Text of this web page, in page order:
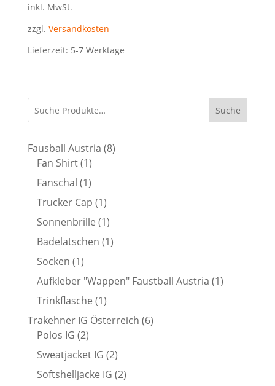
inkl. MwSt.
zzgl. Versandkosten
Lieferzeit: 5-7 Werktage
Suche
Fausball Austria 88
Fan Shirt 11
Produkt
Fanschal 11
Produkt
Trucker Cap 11
Produkt
Sonnenbrille 11
Produkt
Badelatschen 11
Socken 11
Produkt
Aufkleber "Wappen" Faustball Austria 11
Trinkflasche 11
Produkt
Trakehner IG Österreich 66
Polos IG 22
Produkte
Sweatjacket IG 22
Produkte
Softshelljacke IG 22